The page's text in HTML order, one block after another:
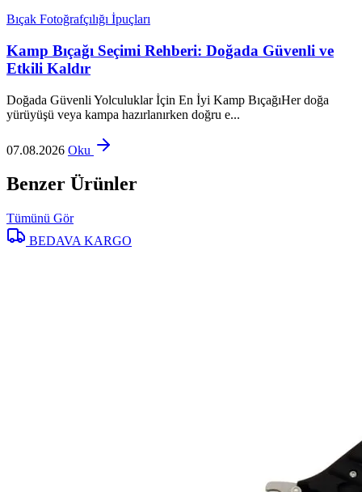
Bıçak Fotoğrafçılığı İpuçları
Kamp Bıçağı Seçimi Rehberi: Doğada Güvenli ve
Etkili Kaldır
Doğada Güvenli Yolculuklar İçin En İyi Kamp BıçağıHer doğa
yürüyüşü veya kampa hazırlanırken doğru e...
07.08.2026 Oku
Benzer Ürünler
Tümünü Gör
BEDAVA KARGO